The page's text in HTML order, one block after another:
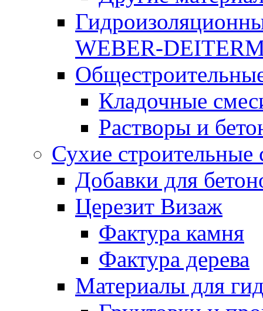
WEBER-
Кладочные
Растворы и
Сухие строительные
Добавки для
Церезит Визаж
Фактура камня
Фактура дерева
Материалы для